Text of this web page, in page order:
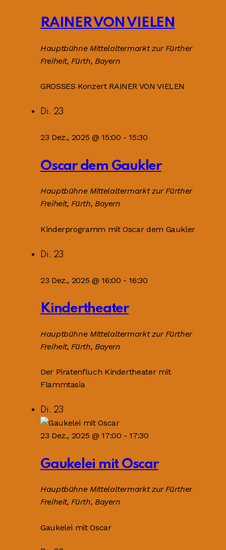
RAINER VON VIELEN
HauptbühneMittelaltermarkt zur Fürther
Freiheit, Fürth, Bayern
GROSSES Konzert RAINER VON VIELEN
Di. 23
23 Dez., 2025 @ 15:00 - 15:30
Oscar dem Gaukler
HauptbühneMittelaltermarkt zur Fürther
Freiheit, Fürth, Bayern
Kinderprogramm mit Oscar dem Gaukler
Di. 23
23 Dez., 2025 @ 16:00 - 16:30
Kindertheater
HauptbühneMittelaltermarkt zur Fürther
Freiheit, Fürth, Bayern
Der Piratenfluch Kindertheater mit
Flammtasia
Di. 23
23 Dez., 2025 @ 17:00 - 17:30
Gaukelei mit Oscar
HauptbühneMittelaltermarkt zur Fürther
Freiheit, Fürth, Bayern
Gaukelei mit Oscar